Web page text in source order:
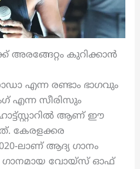
അരങ്ങേറ്റം കുറിക്കാൻ
എന്ന രണ്ടാം ഭാഗവും
എന്ന സീരിസും
ആണ് ഈ
കേരളക്കര
ലാണ് ആദ്യ ഗാനം
ഗാനമായ വോയ്‌സ് ഓഫ്